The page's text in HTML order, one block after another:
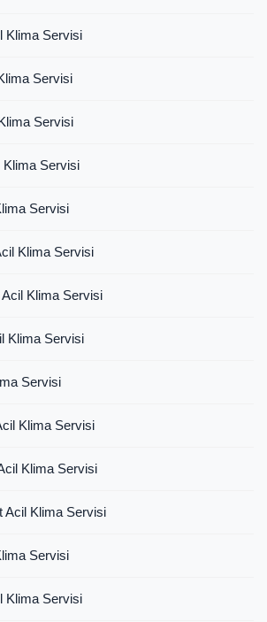
Klima Servisi
Servisi
Servisi
Klima Servisi
Servisi
Klima Servisi
Klima Servisi
Klima Servisi
Servisi
Klima Servisi
Klima Servisi
Acil Klima Servisi
Servisi
Klima Servisi